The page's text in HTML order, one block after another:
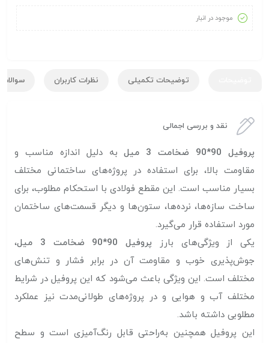
موجود در انبار
توضیحات تکمیلی نظرات کاربران سوالات
نقد و بررسی اجمالی
پروفیل 90*90 ضخامت 3 میل
به دلیل اندازه مناسب و
مقاومت بالا، برای استفاده در پروژه‌های ساختمانی مختلف
بسیار مناسب است. این مقطع فولادی با استحکام مطلوب، برای
ساخت سازه‌ها، نرده‌ها، ستون‌ها و دیگر قسمت‌های ساختمان
مورد استفاده قرار می‌گیرد.
یکی از ویژگی‌های بارز پروفیل 90*90 ضخامت 3 میل
،
جوش‌پذیری خوب و مقاومت آن در برابر فشار و تنش‌های
مختلف است. این ویژگی باعث می‌شود که این پروفیل در شرایط
مختلف آب و هوایی و در پروژه‌های طولانی‌مدت نیز عملکرد
مطلوبی داشته باشد.
این پروفیل همچنین به‌راحتی قابل رنگ‌آمیزی است و سطح